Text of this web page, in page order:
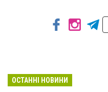
ОСТАННІ НОВИНИ